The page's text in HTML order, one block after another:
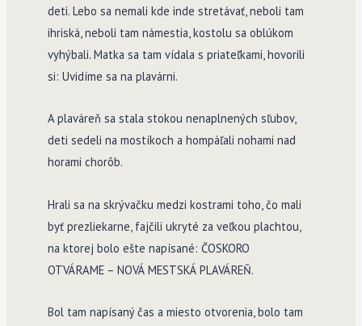
deti. Lebo sa nemali kde inde stretávať, neboli tam
ihriská, neboli tam námestia, kostolu sa oblúkom
vyhýbali. Matka sa tam vídala s priateľkami, hovorili
si: Uvidíme sa na plavárni.
A plaváreň sa stala stokou nenaplnených sľubov,
deti sedeli na mostíkoch a hompáľali nohami nad
horami chorôb.
Hrali sa na skrývačku medzi kostrami toho, čo mali
byť prezliekarne, fajčili ukryté za veľkou plachtou,
na ktorej bolo ešte napísané: ČOSKORO
OTVÁRAME – NOVÁ MESTSKÁ PLAVÁREŇ.
Bol tam napísaný čas a miesto otvorenia, bolo tam